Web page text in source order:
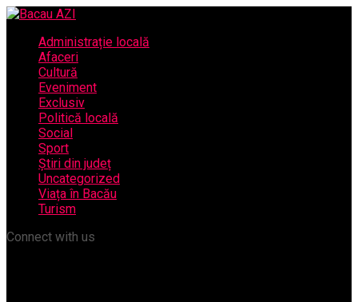
Administrație locală
Afaceri
Cultură
Eveniment
Exclusiv
Politică locală
Social
Sport
Știri din județ
Uncategorized
Viața în Bacău
Turism
Connect with us